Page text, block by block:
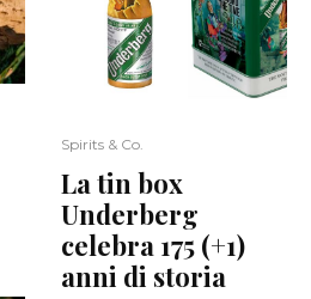
Spirits & Co.
La tin box
Underberg
celebra 175 (+1)
anni di storia